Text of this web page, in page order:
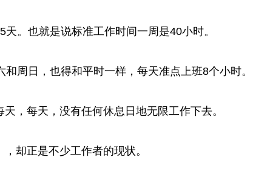
也就是说标准工作时间一周是40小时。
日，也得和平时一样，每天准点上班8个小时。
每天，没有任何休息日地无限工作下去。
却正是不少工作者的现状。